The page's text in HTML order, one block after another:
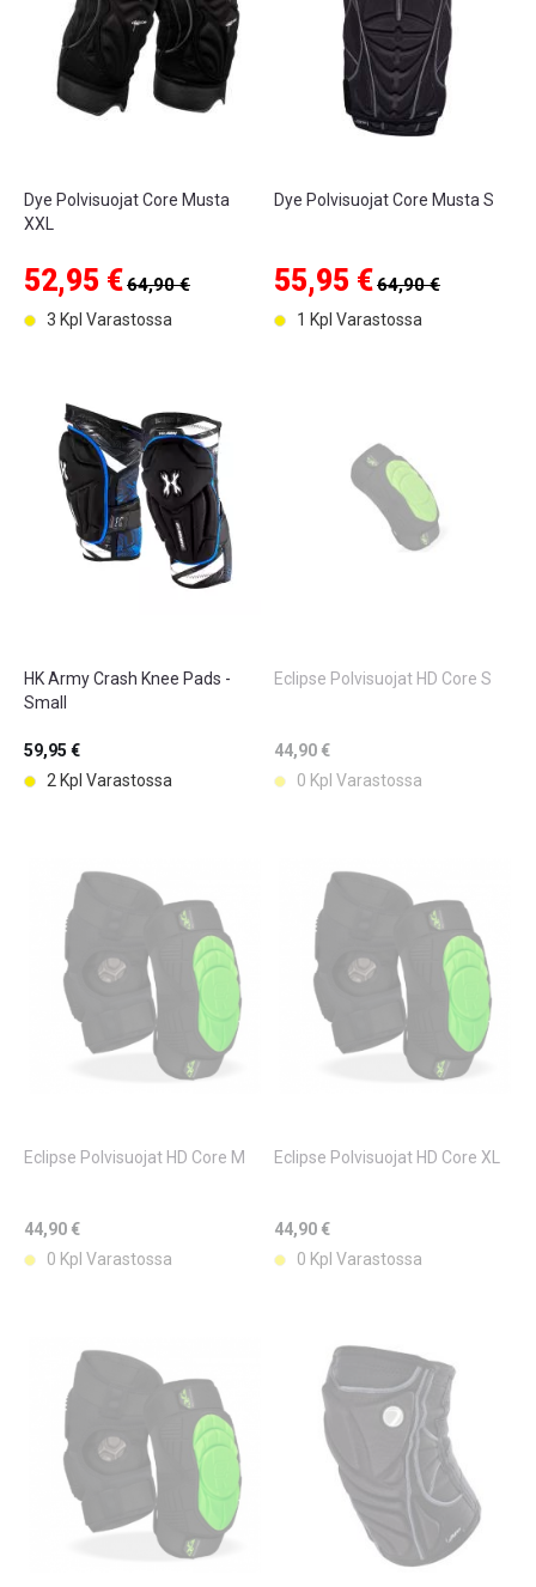
Dye Polvisuojat Core Musta
XXL
52,95 €64,90 €
3 Kpl Varastossa
Dye Polvisuojat Core Musta S
55,95 €64,90 €
1 Kpl Varastossa
HK Army Crash Knee Pads -
Small
59,95 €
2 Kpl Varastossa
Eclipse Polvisuojat HD Core S
44,90 €
0 Kpl Varastossa
Eclipse Polvisuojat HD Core M
44,90 €
0 Kpl Varastossa
Eclipse Polvisuojat HD Core XL
44,90 €
0 Kpl Varastossa